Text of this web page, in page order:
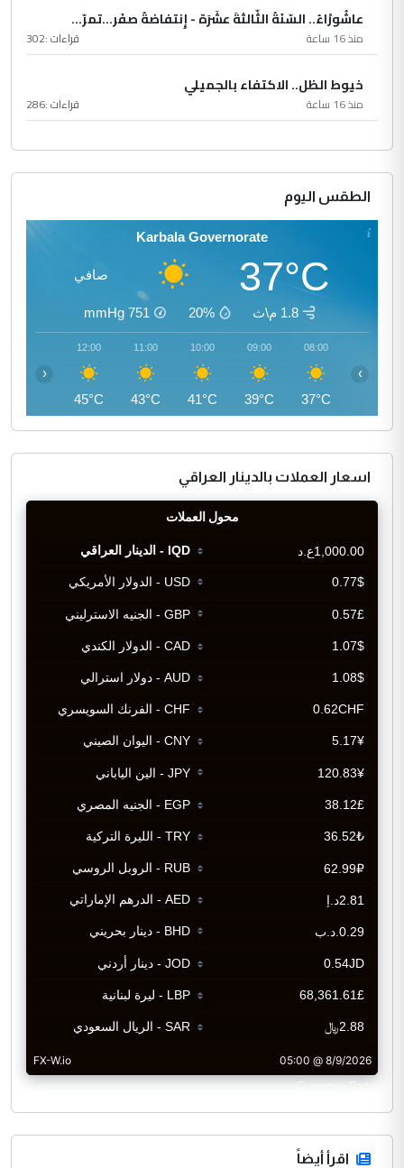
عاشُورْاءُ.. السّنَةُ الثّالثةَ عشَرَة - إِنتفاضةُ صفَر…تمرّ...
منذ 16 ساعة قراءات :302
خيوط الظل.. الاكتفاء بالجميلي
منذ 16 ساعة قراءات :286
الطقس اليوم
Karbala Governorate
37°C صافي
1.8 م\ث 20%
751
mmHg
08:00
37°C
09:00
39°C
10:00
41°C
11:00
43°C
12:00
45°C
‹ ›
اسعار العملات بالدينار العراقي
CurrencyRate
اقرأ أيضاً